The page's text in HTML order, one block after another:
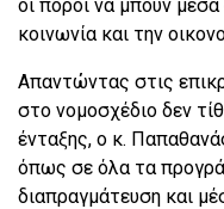
οι πόροι να μπουν
κοινωνία και την
Απαντώντας στις
στο νομοσχέδιο δεν
ένταξης, ο κ.
όπως σε όλα τα
διαπραγμάτευση και